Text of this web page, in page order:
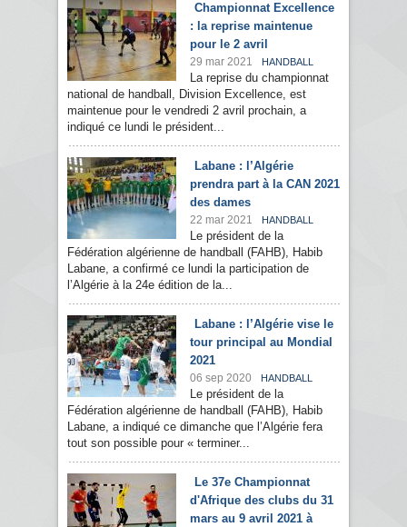
Championnat Excellence
: la reprise maintenue
pour le 2 avril
29 mar 2021 HANDBALL
La reprise du championnat
national de handball, Division Excellence, est
maintenue pour le vendredi 2 avril prochain, a
indiqué ce lundi le président...
Labane : l’Algérie
prendra part à la CAN 2021
des dames
22 mar 2021 HANDBALL
Le président de la
Fédération algérienne de handball (FAHB), Habib
Labane, a confirmé ce lundi la participation de
l’Algérie à la 24e édition de la...
Labane : l’Algérie vise le
tour principal au Mondial
2021
06 sep 2020 HANDBALL
Le président de la
Fédération algérienne de handball (FAHB), Habib
Labane, a indiqué ce dimanche que l’Algérie fera
tout son possible pour « terminer...
Le 37e Championnat
d'Afrique des clubs du 31
mars au 9 avril 2021 à